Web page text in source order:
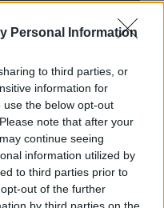
Personal Information
to third parties, or
information for
the below opt-out
note that after your
continue seeing
information utilized by
to third parties prior to
out of the further
από απόψε τα
δρομολόγια της
Μετρό
προς την